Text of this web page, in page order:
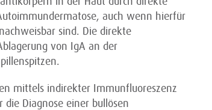
auch wenn hierfür
sind. Die direkte
von IgA an der
mittels indirekter Immunfluoreszenz
Diagnose einer bullösen